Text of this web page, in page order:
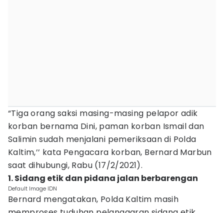
“Tiga orang saksi masing-masing pelapor adik
korban bernama Dini, paman korban Ismail dan
Salimin sudah menjalani pemeriksaan di Polda
Kaltim,’’ kata Pengacara korban, Bernard Marbun
saat dihubungi, Rabu (17/2/2021).
1. Sidang etik dan pidana jalan berbarengan
Default Image IDN
Bernard mengatakan, Polda Kaltim masih